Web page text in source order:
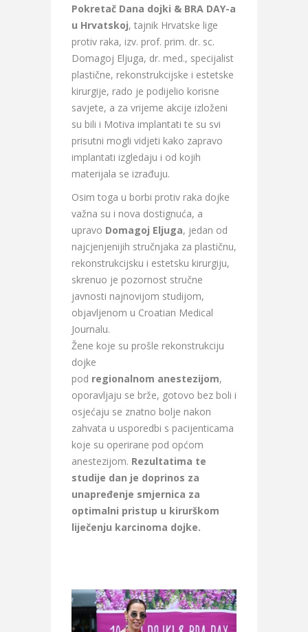
Pokretač Dana dojki & BRA DAY-a
u Hrvatskoj, tajnik Hrvatske lige
protiv raka, izv. prof. prim. dr. sc.
Domagoj Eljuga, dr. med., specijalist
plastične, rekonstrukcijske i estetske
kirurgije, rado je podijelio korisne
savjete, a za vrijeme akcije izloženi
su bili i Motiva implantati te su svi
prisutni mogli vidjeti kako zapravo
implantati izgledaju i od kojih
materijala se izrađuju.
Osim toga u borbi protiv raka dojke
važna su i nova dostignuća, a
upravo Domagoj Eljuga, jedan od
najcjenjenijih stručnjaka za plastičnu,
rekonstrukcijsku i estetsku kirurgiju,
skrenuo je pozornost stručne
javnosti najnovijom studijom,
objavljenom u Croatian Medical
Journalu.
Žene koje su prošle rekonstrukciju
dojke
pod regionalnom anestezijom,
oporavljaju se brže, gotovo bez boli i
osjećaju se znatno bolje nakon
zahvata u usporedbi s pacijenticama
koje su operirane pod općom
anestezijom. Rezultatima te
studije dan je doprinos za
unapređenje smjernica za
optimalni pristup u kirurškom
liječenju karcinoma dojke.